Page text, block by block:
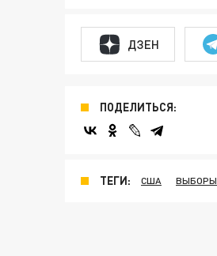
ДЗЕН
ПОДЕЛИТЬСЯ:
ТЕГИ: США ВЫБОРЫ